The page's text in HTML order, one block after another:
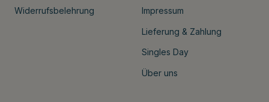
Widerrufsbelehrung Impressum
Lieferung & Zahlung
Singles Day
Über uns